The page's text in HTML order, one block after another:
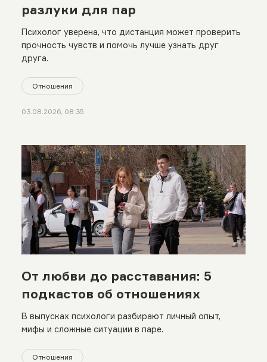
разлуки для пар
Психолог уверена, что дистанция может проверить
прочность чувств и помочь лучше узнать друг
друга.
Отношения
03.08.2026, 08:35
От любви до расставания: 5
подкастов об отношениях
В выпусках психологи разбирают личный опыт,
мифы и сложные ситуации в паре.
Отношения